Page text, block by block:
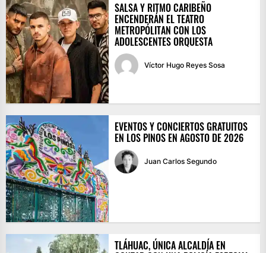
SALSA Y RITMO CARIBEÑO
ENCENDERÁN EL TEATRO
METROPÓLITAN CON LOS
ADOLESCENTES ORQUESTA
Víctor Hugo Reyes Sosa
EVENTOS Y CONCIERTOS GRATUITOS
EN LOS PINOS EN AGOSTO DE 2026
Juan Carlos Segundo
TLÁHUAC, ÚNICA ALCALDÍA EN